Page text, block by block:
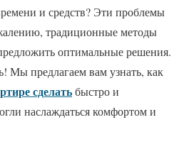
и средств? Эти проблемы
традиционные методы
оптимальные решения.
Мы предлагаем вам узнать, как
сделатьбыстро и
наслаждаться комфортом и